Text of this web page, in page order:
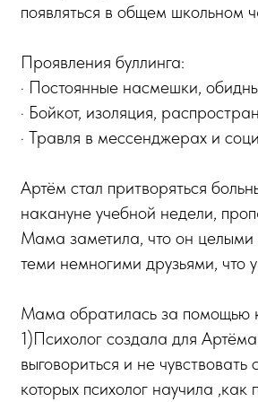
появляться в общем школьном
Проявления буллинга:
· Постоянные насмешки,
· Бойкот, изоляция,
· Травля в мессенджерах и
Артём стал притворяться
накануне учебной недели,
Мама заметила, что он целыми
теми немногими друзьями, что
Мама обратилась за помощью к
1)Психолог создала для
выговориться и не
которых психолог научила